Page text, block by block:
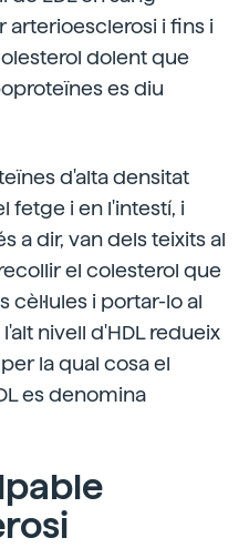
arterioesclerosi i fins i
dolent que
es diu
d'alta densitat
fetge i en l'intestí, i
a dir, van dels teixits al
el colesterol que
i portar-lo al
nivell d'HDL redueix
la qual cosa el
es denomina